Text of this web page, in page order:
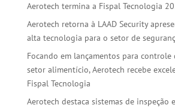
Aerotech termina a Fispal Tecnologia
Aerotech retorna à LAAD Security
alta tecnologia para o setor de
Focando em lançamentos para
setor alimentício, Aerotech recebe
Fispal Tecnologia
Aerotech destaca sistemas de inspeção